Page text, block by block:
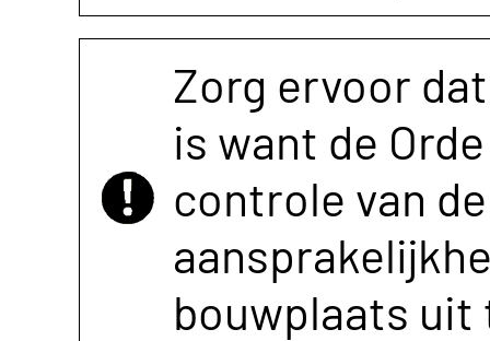
Zorg ervoor
is want de
controle van
bouwplaats uit